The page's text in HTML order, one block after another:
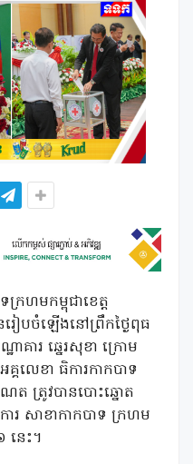
ក្រហមកម្ពុជាខេត្ត
បចំឡើងនៅព្រឹកថ្ងៃពុធ
ាគារ ឆ្នេរសុខា ក្រោម
លេខា ធិការកាកបាទ
ត ត្រូវបានបោះឆ្នោត
ារ សាខាកាកបាទ ក្រហម
នេះ។